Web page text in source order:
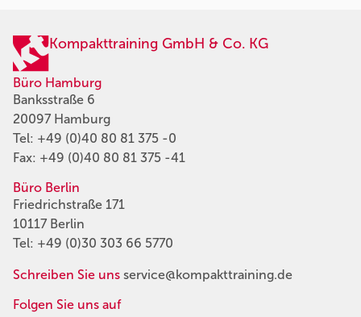
Kompakttraining GmbH & Co. KG
Büro Hamburg
Banksstraße 6
20097 Hamburg
Tel: +49 (0)40 80 81 375 -0
Fax: +49 (0)40 80 81 375 -41
Büro Berlin
Friedrichstraße 171
10117 Berlin
Tel: +49 (0)30 303 66 5770
Schreiben Sie uns service@kompakttraining.de
Folgen Sie uns auf